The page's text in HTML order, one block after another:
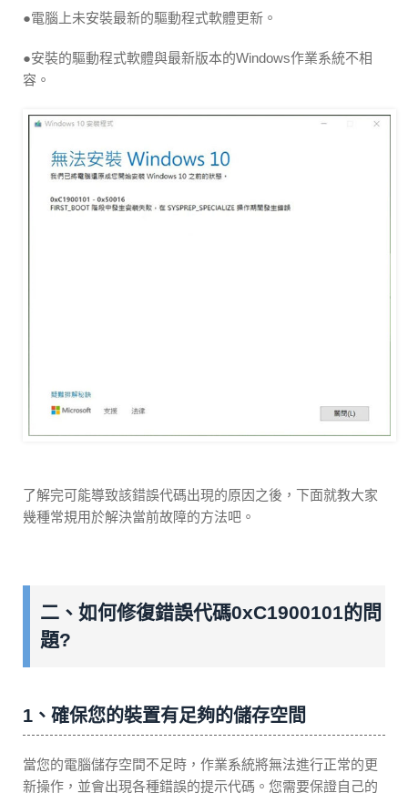
●電腦上未安裝最新的驅動程式軟體更新。
●安裝的驅動程式軟體與最新版本的Windows作業系統不相
容。
了解完可能導致該錯誤代碼出現的原因之後，下面就教大家
幾種常規用於解決當前故障的方法吧。
二、如何修復錯誤代碼0xC1900101的問
題?
1、確保您的裝置有足夠的儲存空間
當您的電腦儲存空間不足時，作業系統將無法進行正常的更
新操作，並會出現各種錯誤的提示代碼。您需要保證自己的